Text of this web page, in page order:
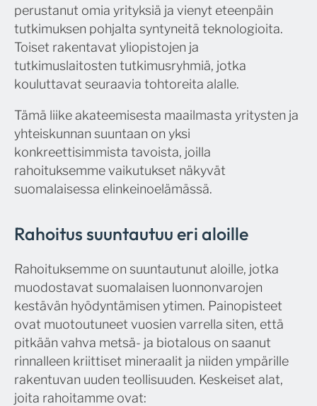
perustanut omia yrityksiä ja vienyt eteenpäin
tutkimuksen pohjalta syntyneitä teknologioita.
Toiset rakentavat yliopistojen ja
tutkimuslaitosten tutkimusryhmiä, jotka
kouluttavat seuraavia tohtoreita alalle.
Tämä liike akateemisesta maailmasta yritysten ja
yhteiskunnan suuntaan on yksi
konkreettisimmista tavoista, joilla
rahoituksemme vaikutukset näkyvät
suomalaisessa elinkeinoelämässä.
Rahoitus suuntautuu eri aloille
Rahoituksemme on suuntautunut aloille, jotka
muodostavat suomalaisen luonnonvarojen
kestävän hyödyntämisen ytimen. Painopisteet
ovat muotoutuneet vuosien varrella siten, että
pitkään vahva metsä- ja biotalous on saanut
rinnalleen kriittiset mineraalit ja niiden ympärille
rakentuvan uuden teollisuuden. Keskeiset alat,
joita rahoitamme ovat: